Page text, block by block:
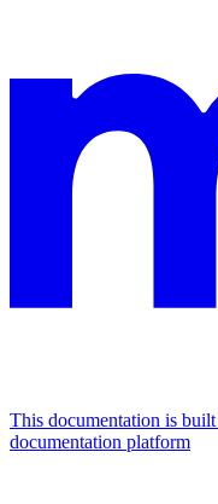
This documentation is
documentation platform